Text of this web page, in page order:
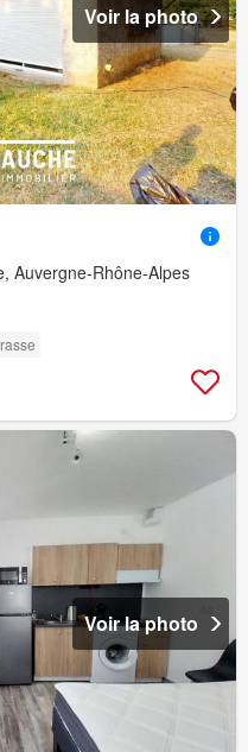
Voir la photo
Auvergne-Rhône-Alpes
Voir la photo